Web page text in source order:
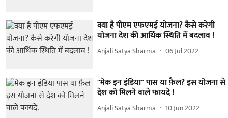
क्या है पीएम एफएमई योजना? कैसे करेगी
योजना देश की आर्थिक स्थिति में बदलाव !
Anjali Satya Sharma 06 Jul 2022
"मेक इन इंडिया" पास या फ़ैल? इस योजना से
देश को मिलने वाले फायदे !
Anjali Satya Sharma 10 Jun 2022